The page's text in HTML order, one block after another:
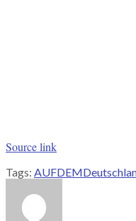
Source link
Tags: AUFDEM